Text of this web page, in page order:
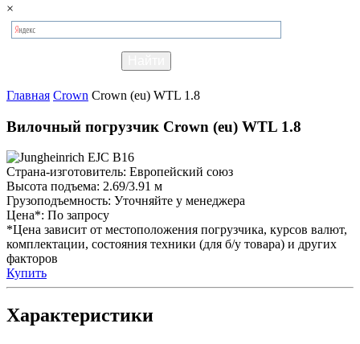
×
Главная Crown Crown (eu) WTL 1.8
Вилочный погрузчик Crown (eu) WTL 1.8
Страна-изготовитель: Европейский союз
Высота подъема: 2.69/3.91 м
Грузоподъемность: Уточняйте у менеджера
Цена*: По запросу
*Цена зависит от местоположения погрузчика, курсов валют,
комплектации, состояния техники (для б/у товара) и других
факторов
Купить
Характеристики